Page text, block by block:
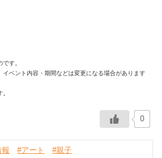
す。
ベント内容・期間などは変更になる場合があります
0
#アート
#親子